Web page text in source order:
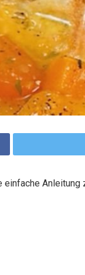
Anleitung